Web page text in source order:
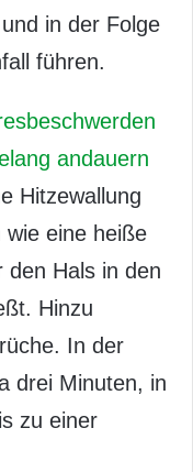
in der Folge
führen.
andauern
Hitzewallung
wie eine heiße
den Hals in den
Hinzu
In der
drei Minuten, in
zu einer